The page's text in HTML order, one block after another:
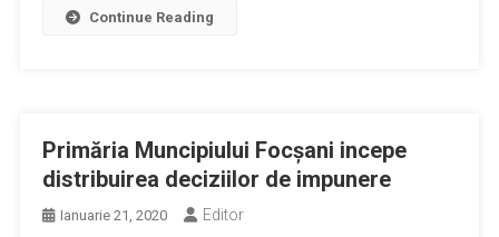
Continue Reading
Primăria Muncipiului Focșani incepe
distribuirea deciziilor de impunere
Ianuarie 21, 2020 Editor